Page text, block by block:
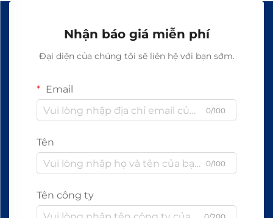
Nhận báo giá miễn phí
Đại diện của chúng tôi sẽ liên hệ với bạn sớm.
Email
0/100
Tên
0/100
Tên công ty